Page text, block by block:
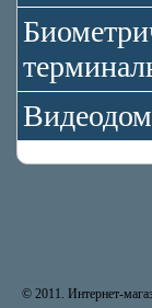
© 2011. Интернет-